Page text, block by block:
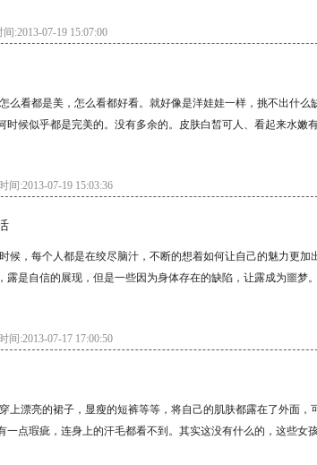
:2013-07-19 15:07:00
看都是美，怎么看都好看。就好像是洋娃娃一样，挑不出什么
候似乎都是完美的。没有多余的。皮肤白皙可人、看起来水嫩有
间:2013-07-19 15:03:36
候，每个人都是在绞尽脑汁，不断的想着如何让自己的魅力更加
是自信的展现，但是一些因为身体存在的缺陷，让露成为噩梦
间:2013-07-17 17:00:50
上漂亮的裙子，显瘦的短裤等等，将自己的肌肤都露在了外面，
点瑕疵，连身上的汗毛都看不到。其实这没有什么的，这些女